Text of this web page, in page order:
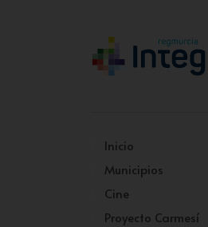
Inicio
Municipios
Cine
Proyecto Carmesí